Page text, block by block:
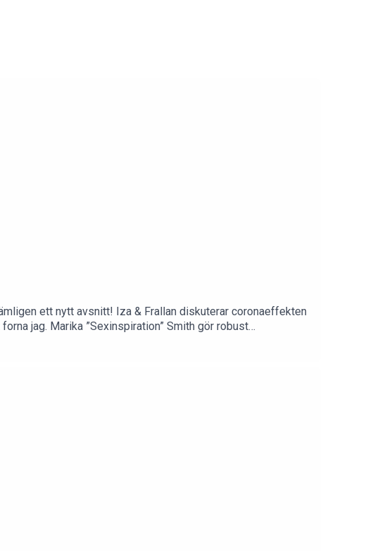
ett nytt avsnitt! Iza & Frallan diskuterar coronaeffekten
jag. Marika ”Sexinspiration” Smith gör robust